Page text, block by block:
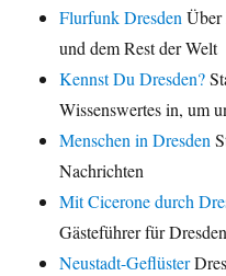
Flurfunk Dresden Über
und dem Rest der Welt
Kennst Du Dresden?
Wissenswertes in, um
Menschen in Dresden
Nachrichten
Mit Cicerone durch
Gästeführer für
Neustadt-Geflüster